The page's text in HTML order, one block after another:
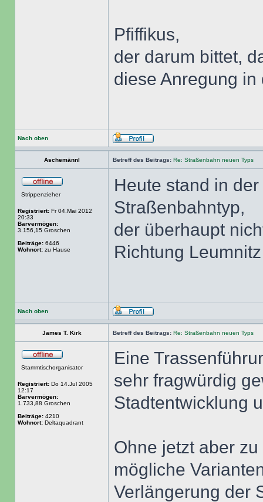
Pfiffikus,
der darum bittet,
diese Anregung
Nach oben
Aschemännl Betreff des Beitrags: Re: Straßenbahn neuen Typs
Strippenzieher
Registriert: Fr 04.Mai 2012
20:33
Barvermögen:
3.156,15 Groschen
Beiträge: 6446
Wohnort: zu Hause
Heute stand in
Straßenbahntyp,
der überhaupt
Richtung
Nach oben
James T. Kirk Betreff des Beitrags: Re: Straßenbahn neuen Typs
Stammtischorganisator
Registriert: Do 14.Jul 2005
12:17
Barvermögen:
1.733,88 Groschen
Beiträge: 4210
Wohnort: Deltaquadrant
Eine
sehr fragwürdig
Stadtentwicklung
Ohne jetzt aber
mögliche
Verlängerung der